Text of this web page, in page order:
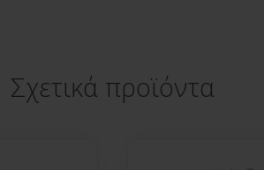
Σχετικά προϊόντα